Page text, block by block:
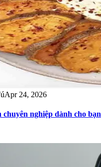
Apr 24, 2026
chuyên nghiệp dành cho bạn